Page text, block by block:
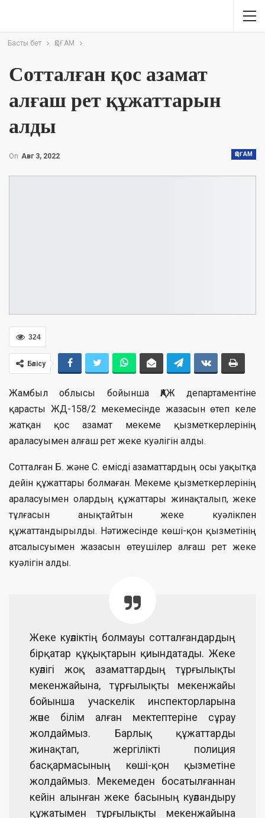
Басты бет ҚОҒАМ
Сотталған қос азамат
алғаш рет құжаттарын
алды
ҚОҒАМ
On Авг 3, 2022
324
Бөлісу
Жамбыл облысы бойынша ҚАЖ департаментіне
қарасты ЖД-158/2 мекемесінде жазасын өтеп келе
жатқан қос азамат мекеме қызметкерлерінің
араласуымен алғаш рет жеке куәлігін алды.
Сотталған Б. және С. емісді азаматтардың осы уақытқа
дейін құжаттары болмаған. Мекеме қызметкерлерінің
араласуымен олардың құжаттары жинақталып, жеке
тұлғасын анықтайтын жеке куәлікпен
құжаттандырылды. Нәтижесінде көші-қон қызметінің
атсалысуымен жазасын өтеушілер алғаш рет жеке
куәлігін алды.
Жеке куәліктің болмауы сотталғандардың
бірқатар құқықтарын қиындатады. Жеке
куәлігі жоқ азаматтардың тұрғылықты
мекенжайына, тұрғылықты мекенжайы
бойынша учаскелік инспекторларына
және білім алған мектептеріне сұрау
жолдаймыз. Барлық құжаттарды
жинақтап, жергілікті полиция
басқармасының көші-қон қызметіне
жолдаймыз. Мекемеден босатылғаннан
кейін алынған жеке басының куәландыру
құжатымен тұрғылықты мекенжайына